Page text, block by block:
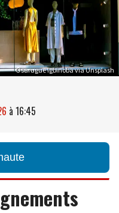
Osarugue Igbinoba via Unsplash
à 16:45